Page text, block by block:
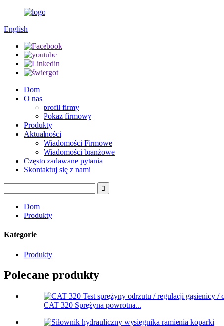
English
Dom
O nas
profil firmy
Pokaz firmowy
Produkty
Aktualności
Wiadomości Firmowe
Wiadomości branżowe
Często zadawane pytania
Skontaktuj się z nami
Dom
Produkty
Kategorie
Produkty
Polecane produkty
CAT 320 Sprężyna powrotna...